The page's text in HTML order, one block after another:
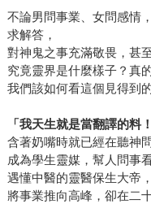
還大有盈餘，這就是張
三采，也繼續教書，出
具書，當出版品編到第
「億元出版社」報導，
有兩種，一種編輯出身
心最深沉的渴望是成為
文化人、藝術家，還是
者，他老師做到退休，
工具書出版社，直到某
不論男問事業、女問感情
求解答，
對神鬼之事充滿敬畏，甚至
究竟靈界是什麼樣子？真
我們該如何看這個見得到
「我天生就是當翻譯的料！
含著奶嘴時就已經在聽神
成為學生靈媒，幫人問事
遇懂中醫的靈醫保生大帝
將事業推向高峰，卻在二